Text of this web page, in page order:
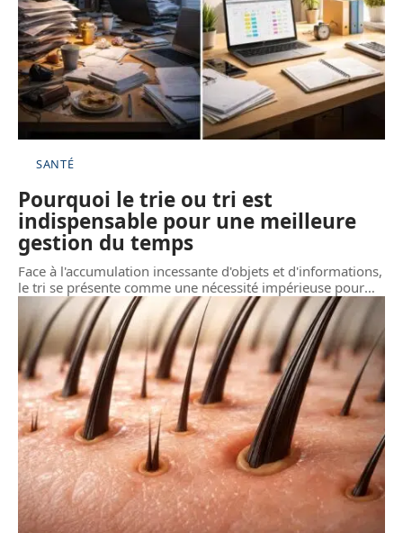
SANTÉ
Pourquoi le trie ou tri est
indispensable pour une meilleure
gestion du temps
Face à l'accumulation incessante d'objets et d'informations,
le tri se présente comme une nécessité impérieuse pour…